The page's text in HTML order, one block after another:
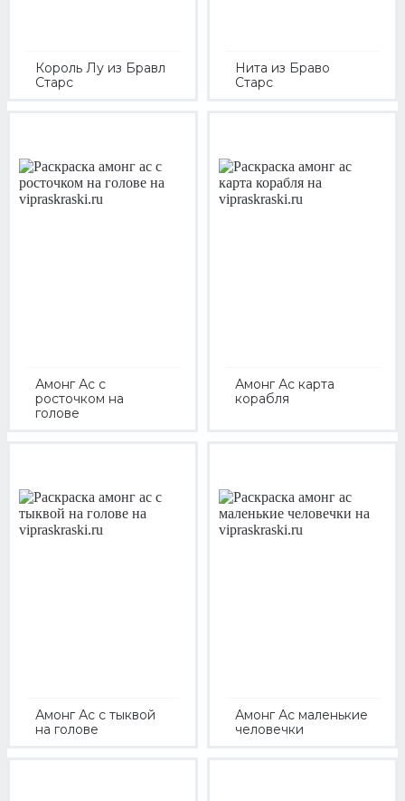
Король Лу из Бравл
Старс
Нита из Браво
Старс
Амонг Ас с
росточком на
голове
Амонг Ас карта
корабля
Амонг Ас с тыквой
на голове
Амонг Ас маленькие
человечки